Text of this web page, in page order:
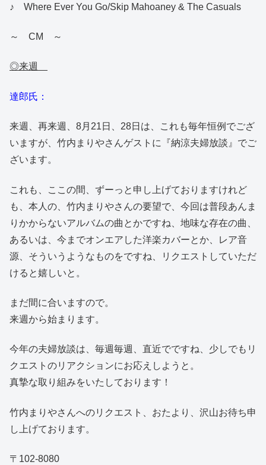
♪ Where Ever You Go/Skip Mahoaney & The Casuals
～ CM ～
◎来週
達郎氏：
来週、再来週、8月21日、28日は、これも毎年恒例でござ
いますが、竹内まりやさんゲストに『納涼夫婦放談』でご
ざいます。
これも、ここの間、ずーっと申し上げておりますけれど
も、本人の、竹内まりやさんの要望で、今回は普段あんま
りかからないアルバムの曲とかですね、地味な存在の曲、
あるいは、今までオンエアした洋楽カバーとか、レア音
源、そういうようなものをですね、リクエストしていただ
けると嬉しいと。
まだ間に合いますので。
来週から始まります。
今年の夫婦放談は、毎週毎週、直近でですね、少しでもリ
クエストのリアクションにお応えしようと。
真摯な取り組みをいたしております！
竹内まりやさんへのリクエスト、おたより、沢山お待ち申
し上げております。
〒102-8080